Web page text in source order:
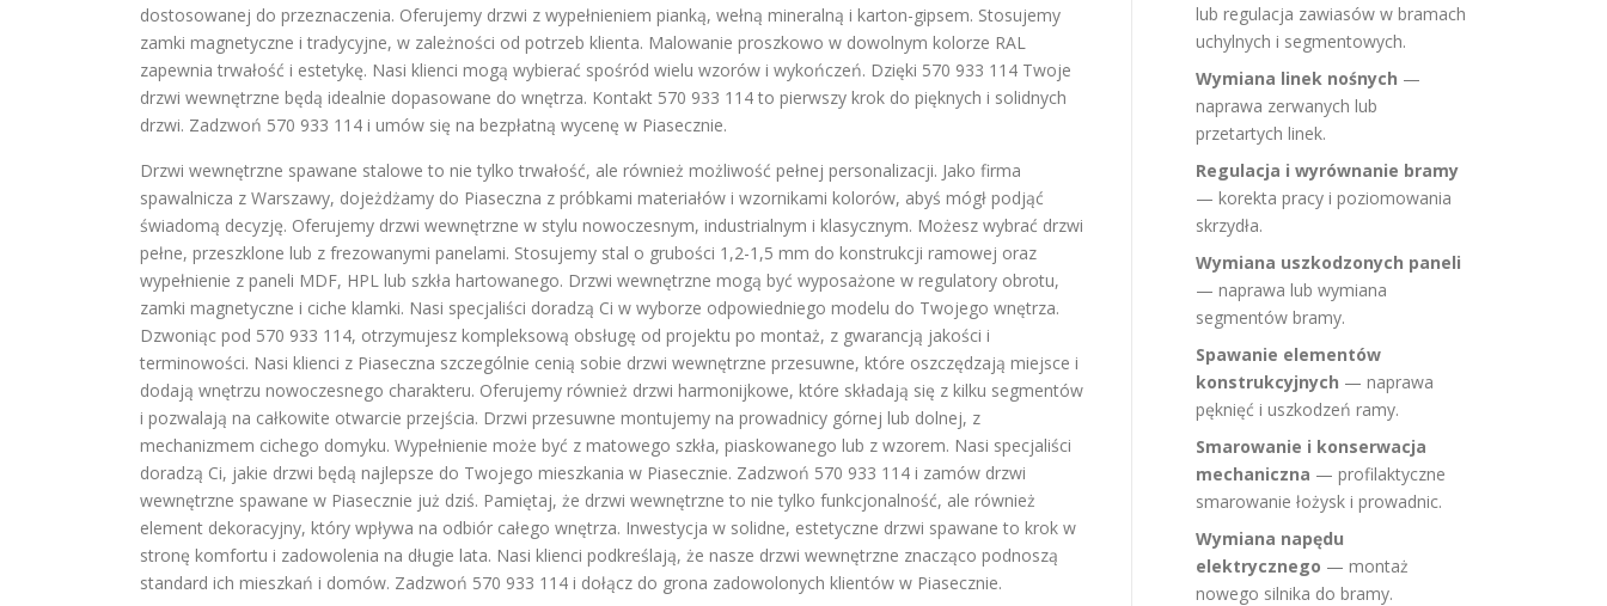
dostosowanej do przeznaczenia. Oferujemy drzwi z wypełnieniem pianką, wełną mineralną i karton-gipsem. Stosujemy
zamki magnetyczne i tradycyjne, w zależności od potrzeb klienta. Malowanie proszkowo w dowolnym kolorze RAL
zapewnia trwałość i estetykę. Nasi klienci mogą wybierać spośród wielu wzorów i wykończeń. Dzięki 570 933 114 Twoje
drzwi wewnętrzne będą idealnie dopasowane do wnętrza. Kontakt 570 933 114 to pierwszy krok do pięknych i solidnych
drzwi. Zadzwoń 570 933 114 i umów się na bezpłatną wycenę w Piasecznie.
Drzwi wewnętrzne spawane stalowe to nie tylko trwałość, ale również możliwość pełnej personalizacji. Jako firma
spawalnicza z Warszawy, dojeżdżamy do Piaseczna z próbkami materiałów i wzornikami kolorów, abyś mógł podjąć
świadomą decyzję. Oferujemy drzwi wewnętrzne w stylu nowoczesnym, industrialnym i klasycznym. Możesz wybrać drzwi
pełne, przeszklone lub z frezowanymi panelami. Stosujemy stal o grubości 1,2-1,5 mm do konstrukcji ramowej oraz
wypełnienie z paneli MDF, HPL lub szkła hartowanego. Drzwi wewnętrzne mogą być wyposażone w regulatory obrotu,
zamki magnetyczne i ciche klamki. Nasi specjaliści doradzą Ci w wyborze odpowiedniego modelu do Twojego wnętrza.
Dzwoniąc pod 570 933 114, otrzymujesz kompleksową obsługę od projektu po montaż, z gwarancją jakości i
terminowości. Nasi klienci z Piaseczna szczególnie cenią sobie drzwi wewnętrzne przesuwne, które oszczędzają miejsce i
dodają wnętrzu nowoczesnego charakteru. Oferujemy również drzwi harmonijkowe, które składają się z kilku segmentów
i pozwalają na całkowite otwarcie przejścia. Drzwi przesuwne montujemy na prowadnicy górnej lub dolnej, z
mechanizmem cichego domyku. Wypełnienie może być z matowego szkła, piaskowanego lub z wzorem. Nasi specjaliści
doradzą Ci, jakie drzwi będą najlepsze do Twojego mieszkania w Piasecznie. Zadzwoń 570 933 114 i zamów drzwi
wewnętrzne spawane w Piasecznie już dziś. Pamiętaj, że drzwi wewnętrzne to nie tylko funkcjonalność, ale również
element dekoracyjny, który wpływa na odbiór całego wnętrza. Inwestycja w solidne, estetyczne drzwi spawane to krok w
stronę komfortu i zadowolenia na długie lata. Nasi klienci podkreślają, że nasze drzwi wewnętrzne znacząco podnoszą
standard ich mieszkań i domów. Zadzwoń 570 933 114 i dołącz do grona zadowolonych klientów w Piasecznie.
lub regulacja zawiasów w bramach
uchylnych i segmentowych.
Wymiana linek nośnych —
naprawa zerwanych lub
przetartych linek.
Regulacja i wyrównanie bramy
— korekta pracy i poziomowania
skrzydła.
Wymiana uszkodzonych paneli
— naprawa lub wymiana
segmentów bramy.
Spawanie elementów
konstrukcyjnych — naprawa
pęknięć i uszkodzeń ramy.
Smarowanie i konserwacja
mechaniczna — profilaktyczne
smarowanie łożysk i prowadnic.
Wymiana napędu
elektrycznego — montaż
nowego silnika do bramy.